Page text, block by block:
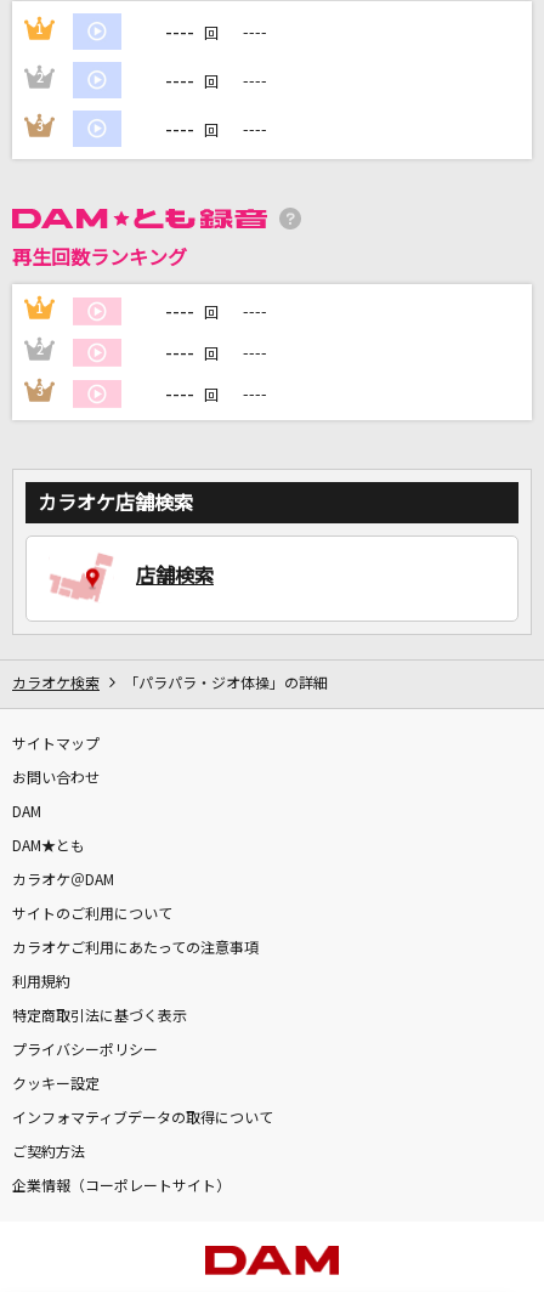
カラオケ最新情報をチェック！
1 ---- 回 ----
2 ---- 回 ----
3 ---- 回 ----
再生回数ランキング
1 ---- 回 ----
2 ---- 回 ----
3 ---- 回 ----
カラオケ店舗検索
店舗検索
カラオケ検索 「パラパラ・ジオ体操」の詳細
サイトマップ
お問い合わせ
DAM
DAM★とも
カラオケ＠DAM
サイトのご利用について
カラオケご利用にあたっての注意事項
利用規約
特定商取引法に基づく表示
プライバシーポリシー
クッキー設定
インフォマティブデータの取得について
ご契約方法
企業情報（コーポレートサイト）